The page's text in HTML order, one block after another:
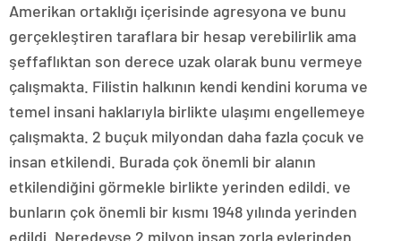
Amerikan ortaklığı içerisinde agresyona ve bunu
gerçekleştiren taraflara bir hesap verebilirlik ama
şeffaflıktan son derece uzak olarak bunu vermeye
çalışmakta. Filistin halkının kendi kendini koruma ve
temel insani haklarıyla birlikte ulaşımı engellemeye
çalışmakta. 2 buçuk milyondan daha fazla çocuk ve
insan etkilendi. Burada çok önemli bir alanın
etkilendiğini görmekle birlikte yerinden edildi. ve
bunların çok önemli bir kısmı 1948 yılında yerinden
edildi. Neredeyse 2 milyon insan zorla evlerinden